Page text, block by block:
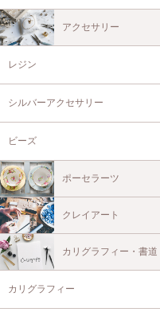
アクセサリー
レジン
シルバーアクセサリー
ビーズ
ポーセラーツ
クレイアート
カリグラフィー・書道
カリグラフィー